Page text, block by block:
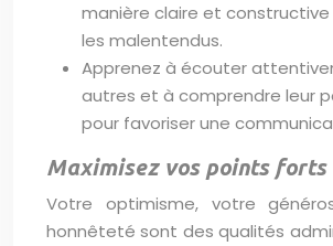
manière claire et
les malentendus.
Apprenez à écouter
autres et à comprendre leur
pour favoriser une
Maximisez vos points forts
Votre optimisme, votre
honnêteté sont des qualités